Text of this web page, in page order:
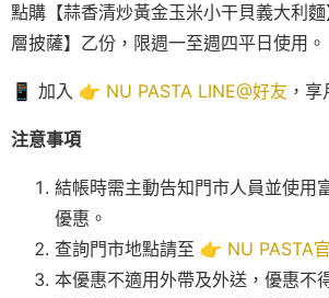
點購【蒜香清炒黃金玉米小干貝義大利
層披薩】乙份，限週一至週四平日使用。
📱 加入 👉 NU PASTA LINE@好友 ，
注意事項
結帳時需主動告知門市人員並使用
優惠。
查詢門市地點請至 👉 NU PASTA
本優惠不適用外帶及外送，優惠不